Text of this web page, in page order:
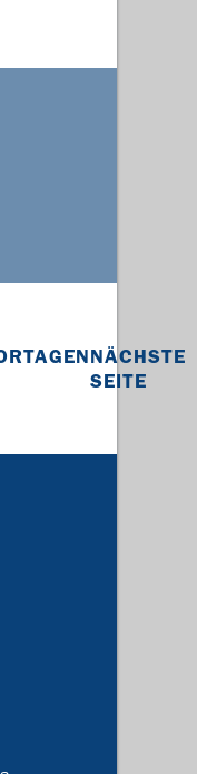
NÄCHSTE
SEITE